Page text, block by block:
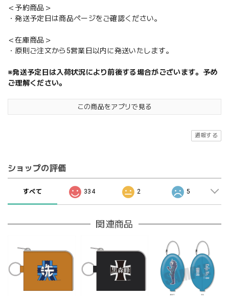
＜予約商品＞
・発送予定日は商品ページをご確認ください。
＜在庫商品＞
・原則ご注文から5営業日以内に発送いたします。
※発送予定日は入荷状況により前後する場合がございます。予め
ご理解ください。
この商品をアプリで見る
通報する
ショップの評価
すべて 334 2 5
関連商品